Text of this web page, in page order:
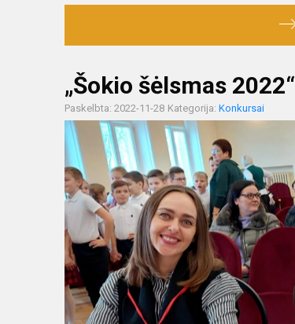
„Šokio šėlsmas 2022“
Paskelbta: 2022-11-28 Kategorija: Konkursai